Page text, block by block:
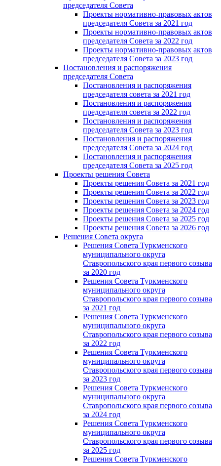
председателя Cовета
Проекты нормативно-правовых актов
председателя Cовета за 2021 год
Проекты нормативно-правовых актов
председателя Cовета за 2022 год
Проекты нормативно-правовых актов
председателя Cовета за 2023 год
Постановления и распоряжения
председателя Cовета
Постановления и распоряжения
председателя совета за 2021 год
Постановления и распоряжения
председателя совета за 2022 год
Постановления и распоряжения
председателя Cовета за 2023 год
Постановления и распоряжения
председателя Cовета за 2024 год
Постановления и распоряжения
председателя Cовета за 2025 год
Проекты решения Cовета
Проекты решения Совета за 2021 год
Проекты решения Совета за 2022 год
Проекты решения Cовета за 2023 год
Проекты решения Совета за 2024 год
Проекты решения Совета за 2025 год
Проекты решения Совета за 2026 год
Решения Совета округа
Решения Совета Туркменского
муниципального округа
Ставропольского края первого созыва
за 2020 год
Решения Совета Туркменского
муниципального округа
Ставропольского края первого созыва
за 2021 год
Решения Совета Туркменского
муниципального округа
Ставропольского края первого созыва
за 2022 год
Решения Совета Туркменского
муниципального округа
Ставропольского края первого созыва
за 2023 год
Решения Совета Туркменского
муниципального округа
Ставропольского края первого созыва
за 2024 год
Решения Совета Туркменского
муниципального округа
Ставропольского края первого созыва
за 2025 год
Решения Совета Туркменского